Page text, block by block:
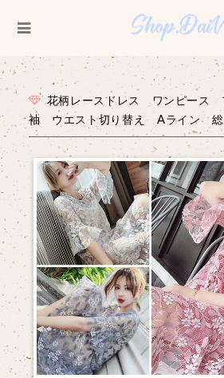
花柄レースドレス ワンピー
袖 ウエスト切り替え Aライン 総